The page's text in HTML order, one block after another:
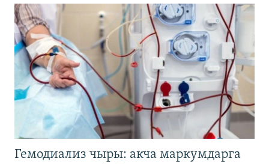
Гемодиализ чыры: акча маркумдарга